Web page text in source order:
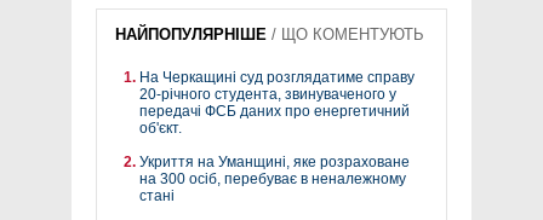
НАЙПОПУЛЯРНІШЕ / ЩО КОМЕНТУЮТЬ
На Черкащині суд розглядатиме справу
20-річного студента, звинуваченого у
передачі ФСБ даних про енергетичний
об'єкт.
Укриття на Уманщині, яке розраховане
на 300 осіб, перебуває в неналежному
стані